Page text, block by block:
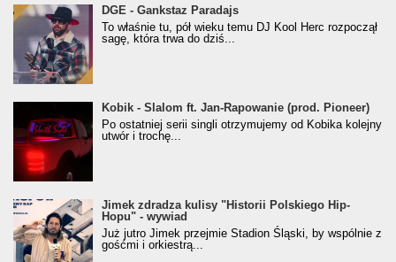
donGURALesko z nagrodą za
Klasyczny/Trueschoolowy Album Roku
(Popkillery 2023)
DGE - Gankstaz Paradajs
To właśnie tu, pół wieku temu DJ Kool Herc rozpoczął
sagę, która trwa do dziś...
Kobik - Slalom ft. Jan-Rapowanie (prod. Pioneer)
[Official Music Visualiser]
Kobik - Slalom ft. Jan-Rapowanie (prod. Pioneer)
Po ostatniej serii singli otrzymujemy od Kobika kolejny
utwór i trochę...
Jimek zdradza kulisy "Historii Polskiego Hip-
Hopu" - wywiad
Jimek zdradza kulisy "Historii Polskiego Hip-
Hopu" - wywiad
Już jutro Jimek przejmie Stadion Śląski, by wspólnie z
gośćmi i orkiestrą...